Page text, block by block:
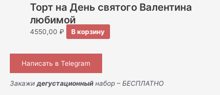
Торт на День святого Валентина
любимой
4550,00₽ В корзину
Написать в Telegram
Закажи дегустационный набор – БЕСПЛАТНО